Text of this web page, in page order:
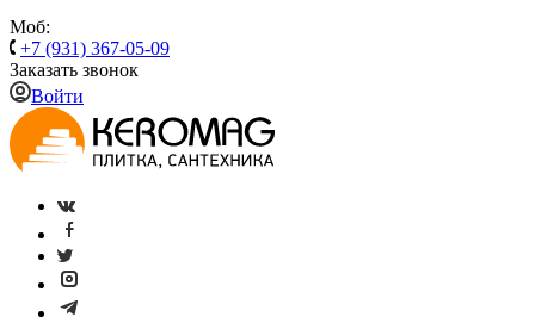
Моб:
+7 (931) 367-05-09
Заказать звонок
Войти